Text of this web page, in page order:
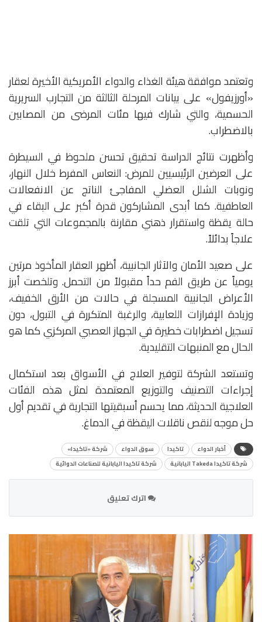
وتعتمد موافقة هيئة الغذاء والدواء الأمريكية الأخيرة لعقار
«أورزيفول» على بيانات المرحلة الثالثة من التجارب السريرية
الحسمية، والتي شارك فيها مئات المرضى من المصابين
بالاضطراب.
وأظهرت نتائج الدراسة تحقيق تحسن ملحوظ في السيطرة
على العرضين الرئيسيين للمرض: النعاس المفرط خلال النهار،
ونوبات الشلل العضلي المفاجئ الناتج عن الانفعالات
العاطفية. كما أبدى المشاركون قدرة أكبر على البقاء في
حالة يقظة واستقرار ذهني مقارنة بالمجموعات التي تلقت
علاجاً بدائلاً.
على صعيد الأمان والآثار الجانبية، أظهر العقار المأخوذ مرتين
يومياً عن طريق الفم حداً مقبولاً من التحمل. وتلخصت أبرز
الأعراض الجانبية المسجلة في حالات من الأرق الخفيف،
وزيادة الإفرازات اللعابية، والرغبة المتكررة في التبول، دون
تسجيل اضطرابات خطيرة في الجهاز العصبي المركزي كما هو
الحال مع المنبهات التقليدية.
وتستعد الشركة لتوفير العلاج في الأسواق بعد استكمال
إجراءات التصنيف والتوزيع المعتمدة لمثل هذه الفئات
العلاجية الحديثة، مما يحسم أسبقيتها التجارية في تقديم أول
حل موجه لنقص ناقلات اليقظة في الدماغ.
أخبار الدواء تاكيدا سوق الدواء
شركة «تاكيدا»
شركة تاكيدا Takeda اليابانية
شركة تاكيدا اليابانية للصناعات الدوائية
اترك تعليق